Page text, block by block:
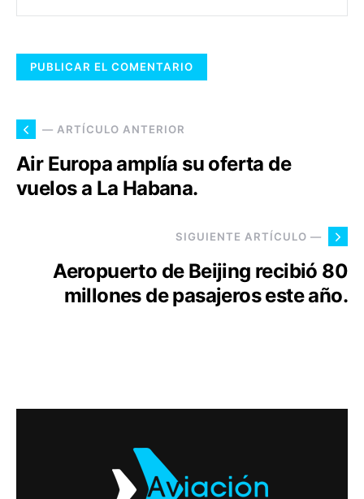
— ARTÍCULO ANTERIOR
Air Europa amplía su oferta de
vuelos a La Habana.
SIGUIENTE ARTÍCULO —
Aeropuerto de Beijing recibió 80
millones de pasajeros este año.